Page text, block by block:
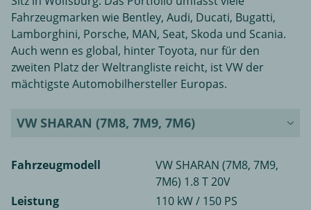
Fahrzeugmarken wie Bentley, Audi, Ducati, Bugatti,
Lamborghini, Porsche, MAN, Seat, Skoda und Scania.
Auch wenn es global, hinter Toyota, nur für den
zweiten Platz der Weltrangliste reicht, ist VW der
mächtigste Automobilhersteller Europas.
VW SHARAN (7M8, 7M9, 7M6)
Fahrzeugmodell
VW SHARAN (7M8, 7M9,
7M6) 1.8 T 20V
Leistung
110 kW / 150 PS